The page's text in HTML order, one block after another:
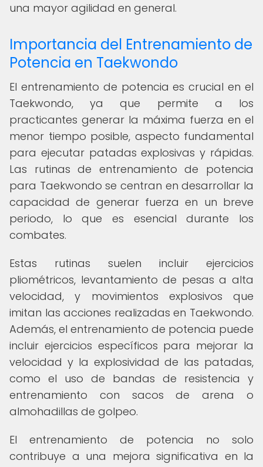
una mayor agilidad en general.
Importancia del Entrenamiento de
Potencia en Taekwondo
El entrenamiento de potencia es crucial en el
Taekwondo, ya que permite a los
practicantes generar la máxima fuerza en el
menor tiempo posible, aspecto fundamental
para ejecutar patadas explosivas y rápidas.
Las rutinas de entrenamiento de potencia
para Taekwondo se centran en desarrollar la
capacidad de generar fuerza en un breve
periodo, lo que es esencial durante los
combates.
Estas rutinas suelen incluir ejercicios
pliométricos, levantamiento de pesas a alta
velocidad, y movimientos explosivos que
imitan las acciones realizadas en Taekwondo.
Además, el entrenamiento de potencia puede
incluir ejercicios específicos para mejorar la
velocidad y la explosividad de las patadas,
como el uso de bandas de resistencia y
entrenamiento con sacos de arena o
almohadillas de golpeo.
El entrenamiento de potencia no solo
contribuye a una mejora significativa en la